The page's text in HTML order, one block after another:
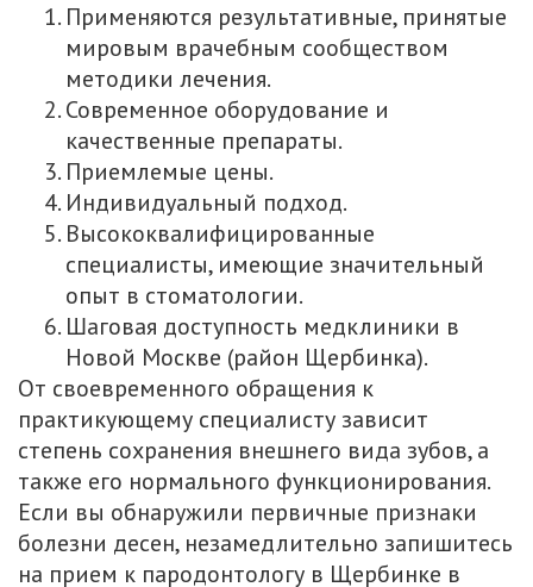
Применяются результативные, принятые
мировым врачебным сообществом
методики лечения.
Современное оборудование и
качественные препараты.
Приемлемые цены.
Индивидуальный подход.
Высококвалифицированные
специалисты, имеющие значительный
опыт в стоматологии.
Шаговая доступность медклиники в
Новой Москве (район Щербинка).
От своевременного обращения к
практикующему специалисту зависит
степень сохранения внешнего вида зубов, а
также его нормального функционирования.
Если вы обнаружили первичные признаки
болезни десен, незамедлительно запишитесь
на прием к пародонтологу в Щербинке в